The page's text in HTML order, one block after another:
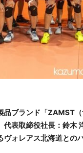
品ブランド「ZAMST
表取締役社長：鈴木
ォレアス北海道との